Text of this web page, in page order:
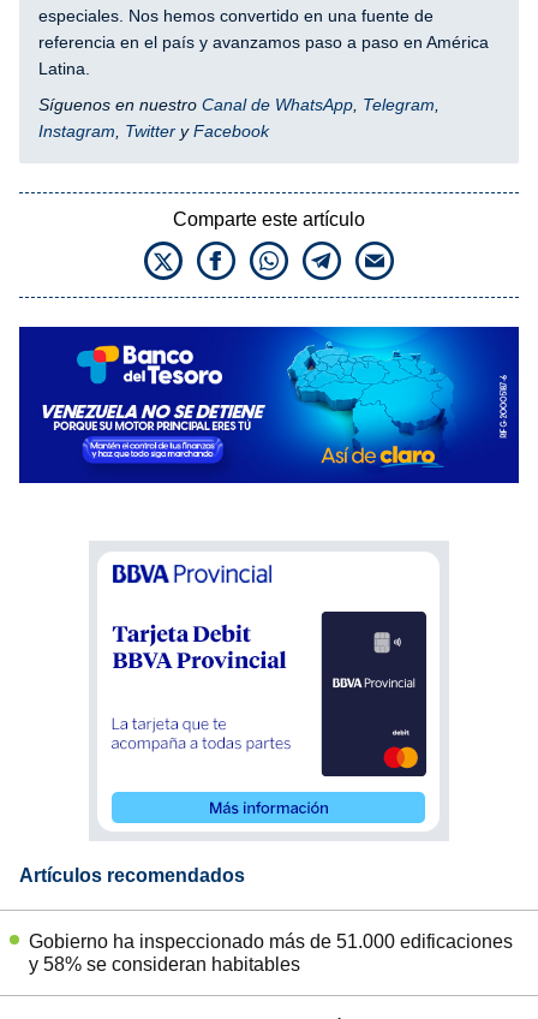
especiales. Nos hemos convertido en una fuente de
referencia en el país y avanzamos paso a paso en América
Latina.
Síguenos en nuestro Canal de WhatsApp Telegram
Instagram
Twitter yFacebook
Comparte este artículo
Artículos recomendados
Gobierno ha inspeccionado más de 51.000 edificaciones
y 58% se consideran habitables